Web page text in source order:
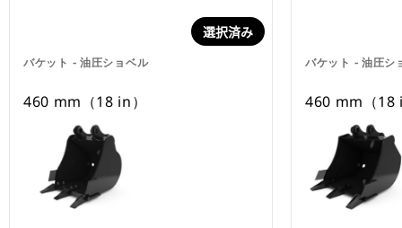
バケット - 油圧ショベル
選択済み
460 mm（18 in）
バケット - 油圧シ
460 mm（18